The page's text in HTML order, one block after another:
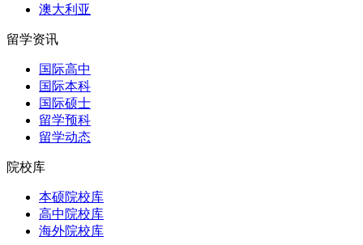
澳大利亚
留学资讯
国际高中
国际本科
国际硕士
留学预科
留学动态
院校库
本硕院校库
高中院校库
海外院校库